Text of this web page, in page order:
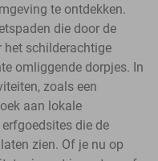
te ontdekken.
die door de
het schilderachtige
omliggende dorpjes. In
zoals een
aan lokale
die de
zien. Of je nu op